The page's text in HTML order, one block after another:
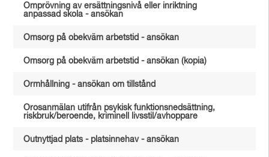
Omprövning av ersättningsnivå eller inriktning
anpassad skola - ansökan
Omsorg på obekväm arbetstid - ansökan
Omsorg på obekväm arbetstid - ansökan (kopia)
Ormhållning - ansökan om tillstånd
Orosanmälan utifrån psykisk funktionsnedsättning,
riskbruk/beroende, kriminell livsstil/avhoppare
Outnyttjad plats - platsinnehav - ansökan